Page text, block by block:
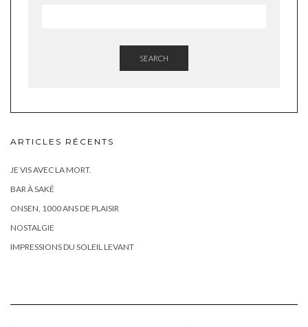
SEARCH
ARTICLES RÉCENTS
JE VIS AVEC LA MORT.
BAR À SAKÉ
ONSEN, 1000 ANS DE PLAISIR
NOSTALGIE
IMPRESSIONS DU SOLEIL LEVANT